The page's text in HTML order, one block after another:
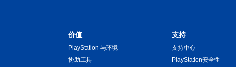
价值
PlayStation 与环境
协助工具
支持
支持中心
PlayStation安全性